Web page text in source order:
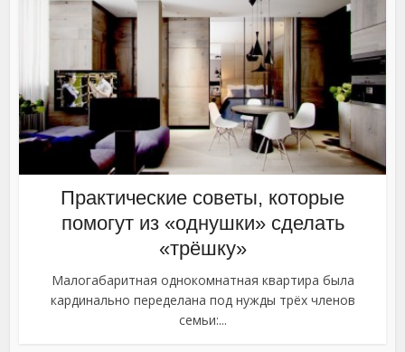
Практические советы, которые
помогут из «однушки» сделать
«трёшку»
Малогабаритная однокомнатная квартира была
кардинально переделана под нужды трёх членов
семьи:...